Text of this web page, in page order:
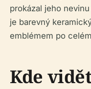
prokázal jeho
je barevný
emblémem po
Kde